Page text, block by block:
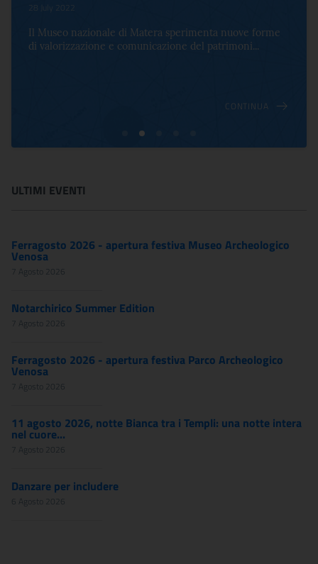
28 July 2022
Il Museo nazionale di Matera sperimenta nuove forme
di valorizzazione e comunicazione del patrimoni...
CONTINUA
ULTIMI EVENTI
Ferragosto 2026 - apertura festiva Museo Archeologico
Venosa
7 Agosto 2026
Notarchirico Summer Edition
7 Agosto 2026
Ferragosto 2026 - apertura festiva Parco Archeologico
Venosa
7 Agosto 2026
11 agosto 2026, notte Bianca tra i Templi: una notte intera
nel cuore...
7 Agosto 2026
Danzare per includere
6 Agosto 2026